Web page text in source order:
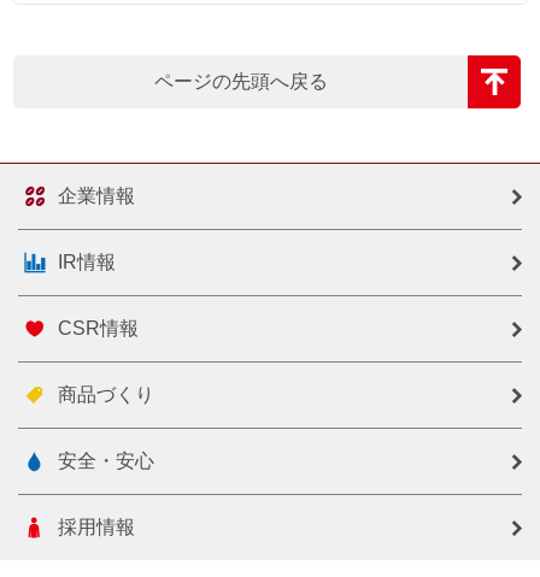
ページの先頭へ戻る
企業情報
IR情報
CSR情報
商品づくり
安全・安心
採用情報